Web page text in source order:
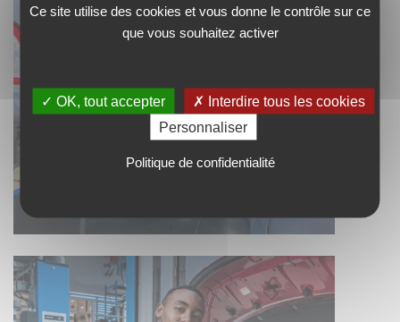
Ce site utilise des cookies et vous donne le contrôle sur ce
que vous souhaitez activer
✓ OK, tout accepter
✗ Interdire tous les cookies
Personnaliser
Politique de confidentialité